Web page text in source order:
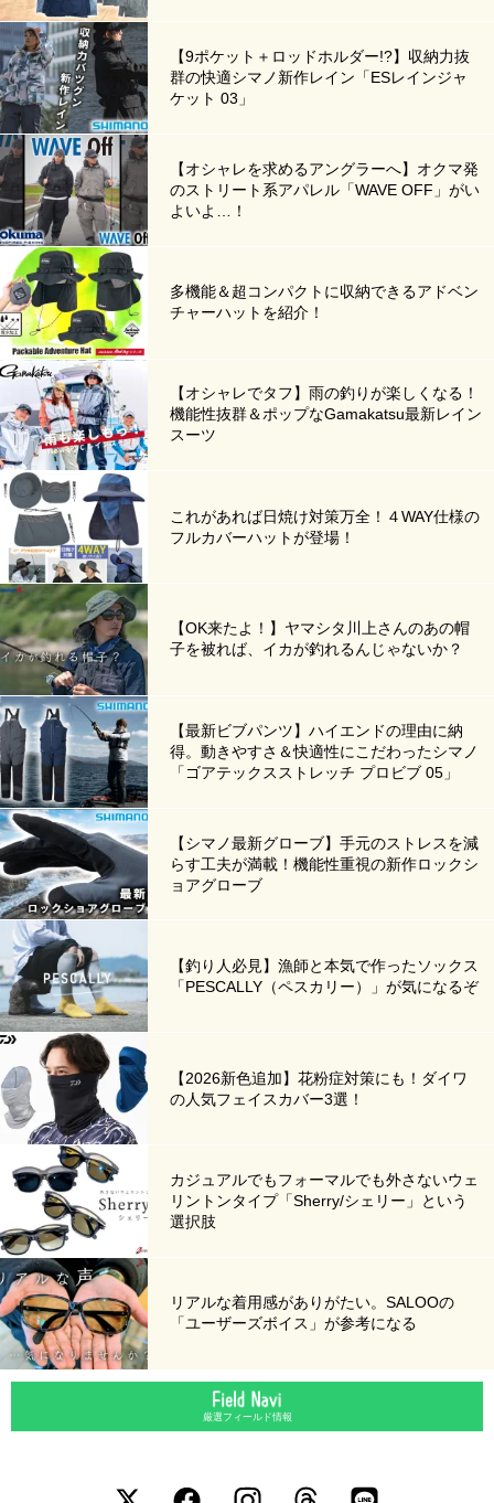
【9ポケット＋ロッドホルダー!?】収納力抜
群の快適シマノ新作レイン「ESレインジャ
ケット 03」
【オシャレを求めるアングラーへ】オクマ発
のストリート系アパレル「WAVE OFF」がい
よいよ…！
多機能＆超コンパクトに収納できるアドベン
チャーハットを紹介！
【オシャレでタフ】雨の釣りが楽しくなる！
機能性抜群＆ポップなGamakatsu最新レイン
スーツ
これがあれば日焼け対策万全！４WAY仕様の
フルカバーハットが登場！
【OK来たよ！】ヤマシタ川上さんのあの帽
子を被れば、イカが釣れるんじゃないか？
【最新ビブパンツ】ハイエンドの理由に納
得。動きやすさ＆快適性にこだわったシマノ
「ゴアテックスストレッチ プロビブ 05」
【シマノ最新グローブ】手元のストレスを減
らす工夫が満載！機能性重視の新作ロックシ
ョアグローブ
【釣り人必見】漁師と本気で作ったソックス
「PESCALLY（ペスカリー）」が気になるぞ
【2026新色追加】花粉症対策にも！ダイワ
の人気フェイスカバー3選！
カジュアルでもフォーマルでも外さないウェ
リントンタイプ「Sherry/シェリー」という
選択肢
リアルな着用感がありがたい。SALOOの
「ユーザーズボイス」が参考になる
厳選フィールド情報